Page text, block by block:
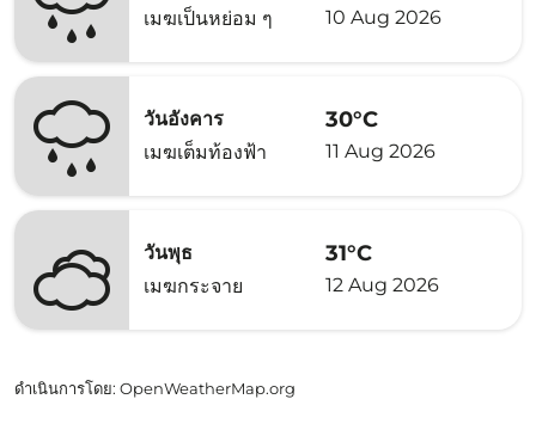
เมฆเป็นหย่อม ๆ
10 Aug 2026
วันอังคาร
เมฆเต็มท้องฟ้า
30°C
11 Aug 2026
วันพุธ
เมฆกระจาย
31°C
12 Aug 2026
ดำเนินการโดย: OpenWeatherMap.org